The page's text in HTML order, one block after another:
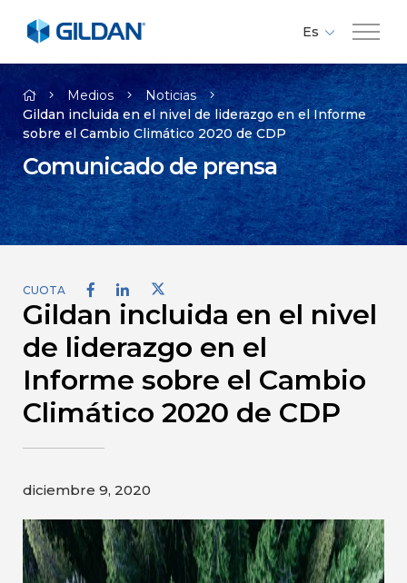
Compañía
Marcas
Responsabilidad
Empleos
Contacto
Gildan y HanesBrands pagina de
inicio
Es
Fr
En
Medios
Noticias
Gildan incluida en el nivel de liderazgo en el Informe
sobre el Cambio Climático 2020 de CDP
Comunicado de prensa
CUOTA
Gildan incluida en el nivel
de liderazgo en el
Informe sobre el Cambio
Climático 2020 de CDP
diciembre 9, 2020